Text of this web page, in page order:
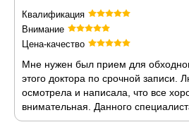
Квалификация
Внимание
Цена-качество
Мне нужен был прием для
этого доктора по срочной записи.
осмотрела и написала, что все
внимательная. Данного